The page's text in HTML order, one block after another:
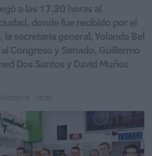
a las 17.30 horas al
donde fue recibido por el
la secretaria general, Yolanda Bel
Congreso y Senado, Guillermo
Dos Santos y David Muñoz
26/03/2019 - 18:00